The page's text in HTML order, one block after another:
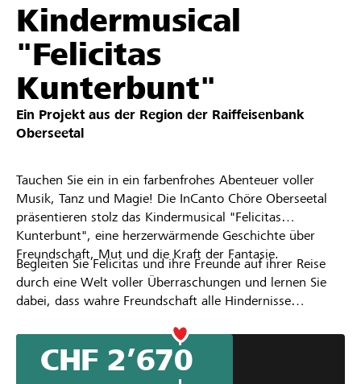
Anmelden
Registrieren
DE FR IT
Kindermusical
"Felicitas
Kunterbunt"
Ein Projekt aus der Region der Raiffeisenbank
Oberseetal
Tauchen Sie ein in ein farbenfrohes Abenteuer voller
Musik, Tanz und Magie! Die InCanto Chöre Oberseetal
präsentieren stolz das Kindermusical "Felicitas
Kunterbunt", eine herzerwärmende Geschichte über
Freundschaft, Mut und die Kraft der Fantasie.
Begleiten Sie Felicitas und ihre Freunde auf ihrer Reise
durch eine Welt voller Überraschungen und lernen Sie
dabei, dass wahre Freundschaft alle Hindernisse
beeindruckenden Choreografien und liebevoll gestalteten
Kostümen verspricht dieses Musical ein unvergessliches
Erlebnis für die ganze Familie.
CHF 2’670